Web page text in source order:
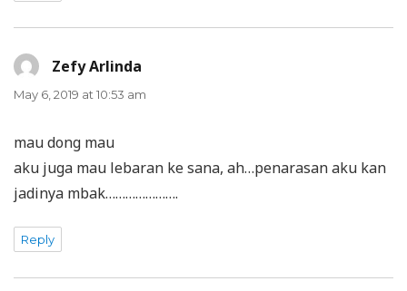
Zefy Arlinda
May 6, 2019 at 10:53 am
mau dong mau
aku juga mau lebaran ke sana, ah…penarasan aku kan
jadinya mbak………………….
Reply